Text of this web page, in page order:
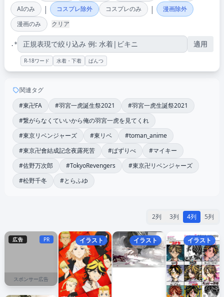
AIのみ
| コスプレ除外 コスプレのみ |
漫画除外
漫画のみ
クリア
.* 適用
R-18ワード 水着・下着 ぱんつ
関連タグ
#東卍FA
#羽宮一虎誕生祭2021
#羽宮一虎生誕祭2021
#繋がらなくていいから俺の羽宮一虎を見てくれ
#東京リベンジャーズ
#東リベ
#toman_anime
#東京卍會結成記念夜露死苦
#ぱずりべ
#マイキー
#佐野万次郎
#TokyoRevengers
#東京卍リベンジャーズ
#松野千冬
#とらふゆ
2列 3列 4列 5列
広告 PR
スポンサー広告
イラスト イラスト イラスト